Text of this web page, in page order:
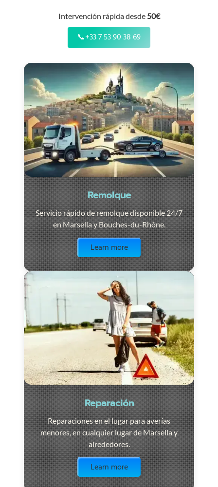
Intervención rápida desde 50€
📞+33 7 53 90 38 69
Remolque
Servicio rápido de remolque disponible 24/7
en Marsella y Bouches-du-Rhône.
Learn more
Reparación
Reparaciones en el lugar para averías
menores, en cualquier lugar de Marsella y
alrededores.
Learn more